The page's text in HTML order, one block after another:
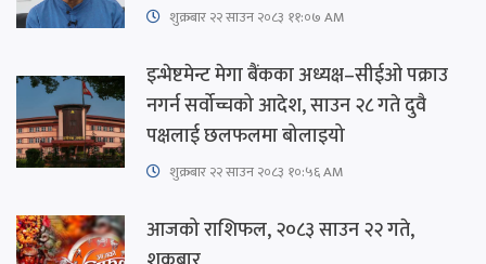
शुक्रबार​ २२ साउन २०८३ ११:०७ AM
इन्भेष्टमेन्ट मेगा बैंकका अध्यक्ष–सीईओ पक्राउ
नगर्न सर्वोच्चको आदेश, साउन २८ गते दुवै
पक्षलाई छलफलमा बोलाइयो
शुक्रबार​ २२ साउन २०८३ १०:५६ AM
आजको राशिफल, २०८३ साउन २२ गते,